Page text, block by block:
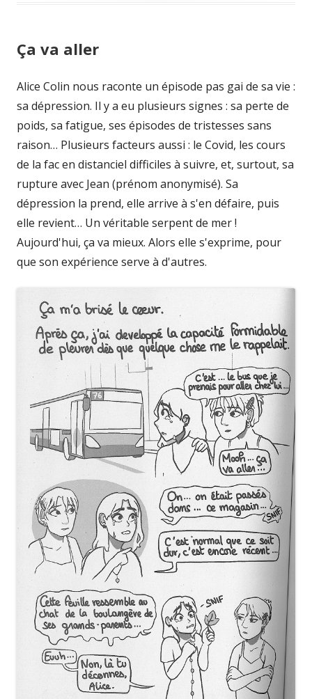
Ça va aller
Alice Colin nous raconte un épisode pas gai de sa vie :
sa dépression. Il y a eu plusieurs signes : sa perte de
poids, sa fatigue, ses épisodes de tristesses sans
raison… Plusieurs facteurs aussi : le Covid, les cours
de la fac en distanciel difficiles à suivre, et, surtout, sa
rupture avec Jean (prénom anonymisé). Sa
dépression la prend, elle arrive à s'en défaire, puis
elle revient… Un véritable serpent de mer !
Aujourd'hui, ça va mieux. Alors elle s'exprime, pour
que son expérience serve à d'autres.